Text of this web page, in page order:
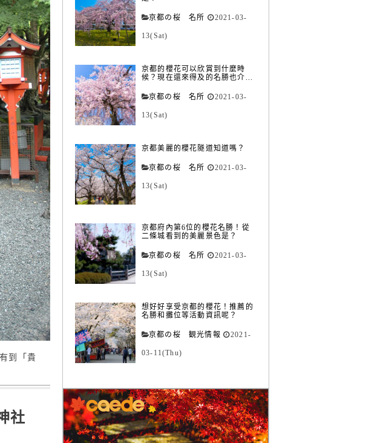
到「貴
社
京都の桜 名所 2021-03-
13(Sat)
京都的櫻花可以欣賞到什麼時
候？現在還來得及的名勝也介...
京都の桜 名所 2021-03-
13(Sat)
京都美麗的櫻花隧道知道嗎？
京都の桜 名所 2021-03-
13(Sat)
京都府內第6位的櫻花名勝！從
二條城看到的美麗景色是？
京都の桜 名所 2021-03-
13(Sat)
想好好享受京都的櫻花！推薦的
名勝和攤位等活動資訊呢？
京都の桜 観光情報 2021-
03-11(Thu)